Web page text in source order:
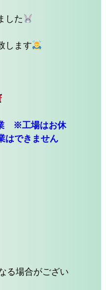
した
します
※工場はお休
はできません
る場合がござい